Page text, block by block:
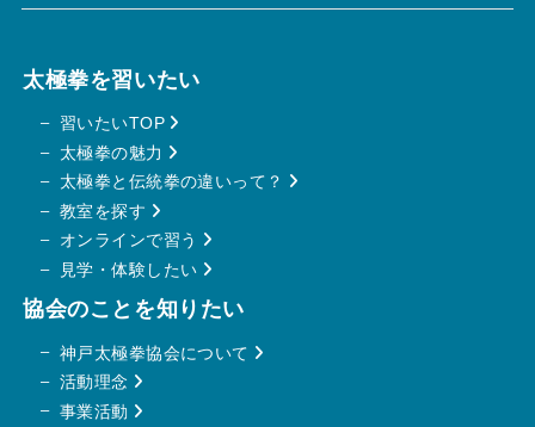
太極拳を習いたい
習いたいTOP
太極拳の魅力
太極拳と伝統拳の違いって？
教室を探す
オンラインで習う
見学・体験したい
協会のことを知りたい
神戸太極拳協会について
活動理念
事業活動